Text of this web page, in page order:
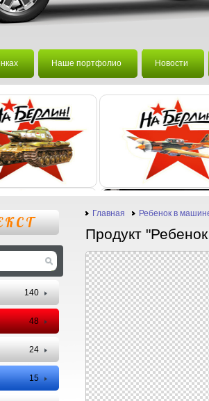
Наше портфолио Новости
Главная Ребенок в
Продукт
140
48
24
15